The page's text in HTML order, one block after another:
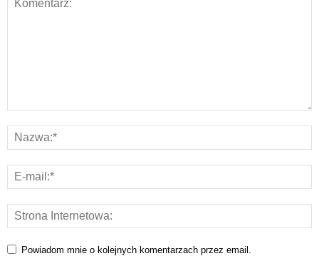
Powiadom mnie o kolejnych komentarzach przez email.